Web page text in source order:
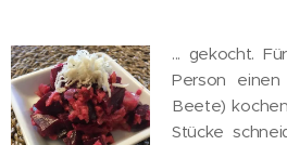
... gekocht.
Person
Beete)
Stücke